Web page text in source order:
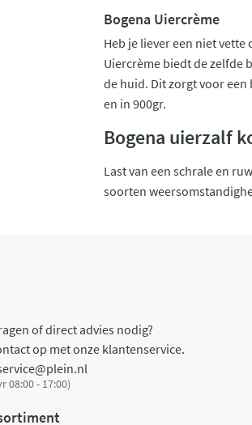
Bogena Uiercrème
Heb je liever een niet
Uiercrème biedt de zelfde
de huid. Dit zorgt voor een
en in 900gr.
Bogena uierzalf
Last van een schrale en
soorten
of direct advies nodig?
op met onze klantenservice.
08:00 - 17:00)